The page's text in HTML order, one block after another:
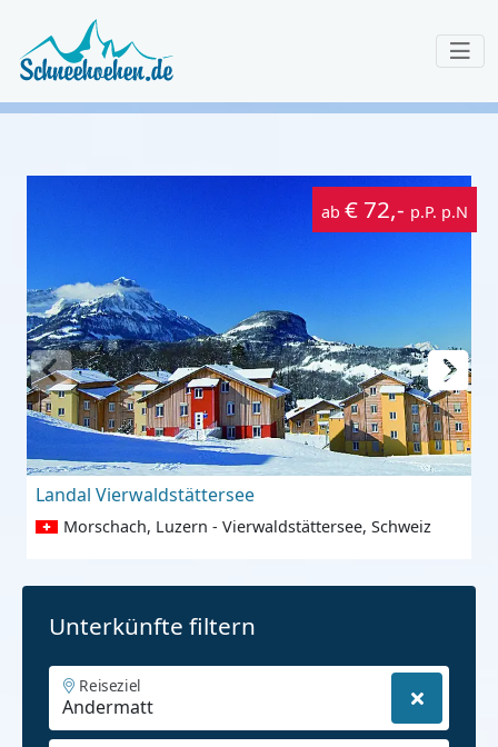
ab € 72,- p.P. p.N
Landal Vierwaldstättersee
Morschach, Luzern - Vierwaldstättersee, Schweiz
Unterkünfte filtern
Reiseziel